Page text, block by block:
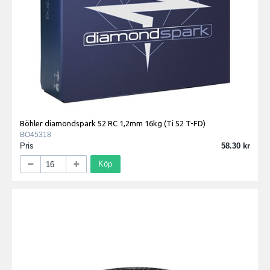
Böhler diamondspark 52 RC 1,2mm 16kg (Ti 52 T-FD)
BO45318
Pris 58.30
Köp